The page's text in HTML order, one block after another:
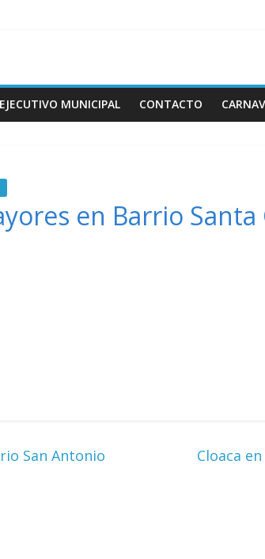
MUNICIPAL CONTACTO
en Barrio Santa
San Antonio Cloaca